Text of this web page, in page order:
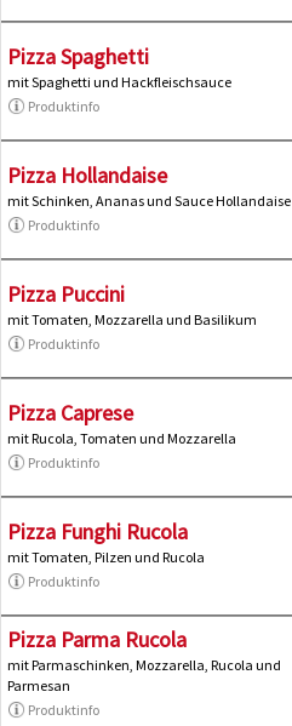
Pizza Spaghetti
mit Spaghetti und Hackfleischsauce
Produktinfo
Pizza Hollandaise
mit Schinken, Ananas und Sauce Hollandaise
Produktinfo
Pizza Puccini
mit Tomaten, Mozzarella und Basilikum
Produktinfo
Pizza Caprese
mit Rucola, Tomaten und Mozzarella
Produktinfo
Pizza Funghi Rucola
mit Tomaten, Pilzen und Rucola
Produktinfo
Pizza Parma Rucola
mit Parmaschinken, Mozzarella, Rucola und
Parmesan
Produktinfo